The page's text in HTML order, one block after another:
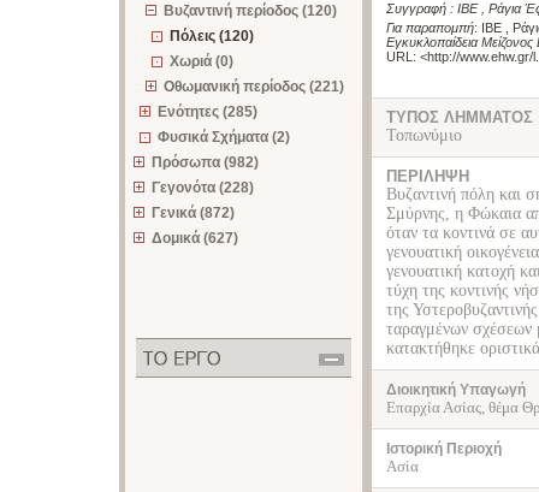
Βυζαντινή περίοδος (120)
Πόλεις (120)
Χωριά (0)
Οθωμανική περίοδος (221)
Ενότητες (285)
Φυσικά Σχήματα (2)
Πρόσωπα (982)
Γεγονότα (228)
Γενικά (872)
Δομικά (627)
Συγγραφή : ΙΒΕ
Ράγια
Για παραπομπή: ΙΒΕ ,
Εγκυκλοπαίδεια
URL: <http://www.ehw.gr/
ΤΥΠΟΣ ΛΗΜΜΑΤΟΣ
Τοπωνύμιο
ΠΕΡΙΛΗΨΗ
Βυζαντινή πόλη και
Σμύρνης, η Φώκαια
όταν τα κοντινά σε
γενουατική
γενουατική κατοχή
τύχη της κοντινής
της
ταραγμένων σχέσεων
κατακτήθηκε
Διοικητική Υπαγωγή
Επαρχία Ασίας, θέμα
Ιστορική Περιοχή
Ασία